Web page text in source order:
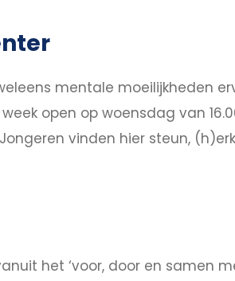
mentale moeilijkheden
open op woensdag van
vinden hier steun,
het ‘voor, door en samen